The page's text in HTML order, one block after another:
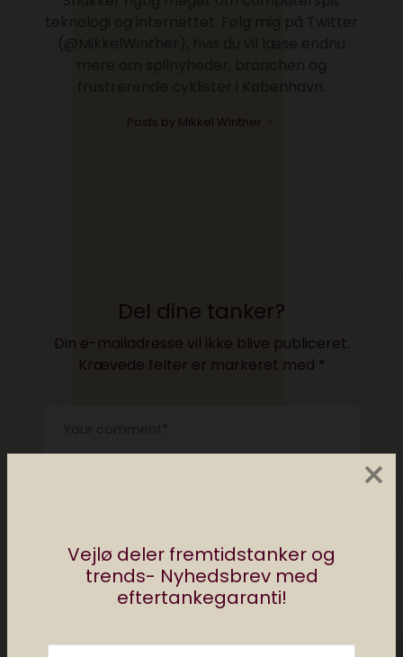
Vejlø deler fremtidstanker og
trends- Nyhedsbrev med
eftertankegaranti!
×
Posts by Mikkel Winther
Del dine tanker?
Din e-mailadresse vil ikke blive publiceret.
Krævede felter er markeret med *